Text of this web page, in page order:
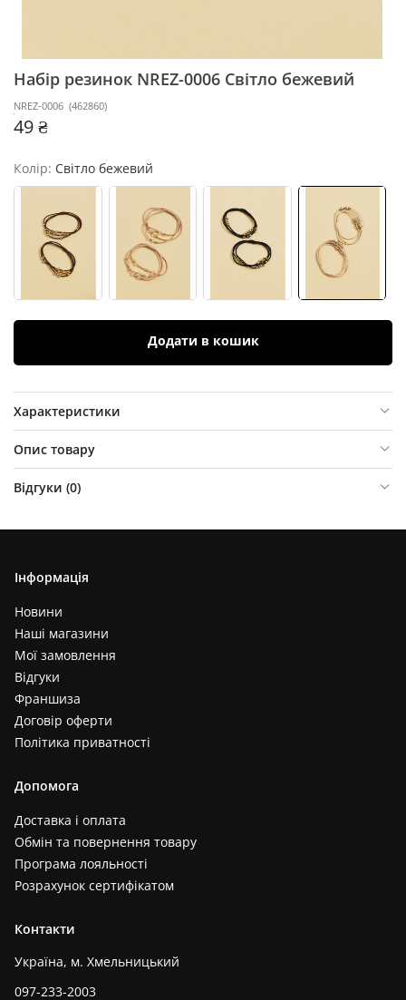
Набір резинок NREZ-0006 Світло бежевий
NREZ-0006 (462860)
49 ₴
Колір: Світло бежевий
Додати в кошик
Характеристики
Опис товару
Відгуки (0)
Інформація
Новини
Наші магазини
Мої замовлення
Відгуки
Франшиза
Договір оферти
Політика приватності
Допомога
Доставка і оплата
Обмін та повернення товару
Програма лояльності
Розрахунок сертифікатом
Контакти
Україна, м. Хмельницький
097-233-2003